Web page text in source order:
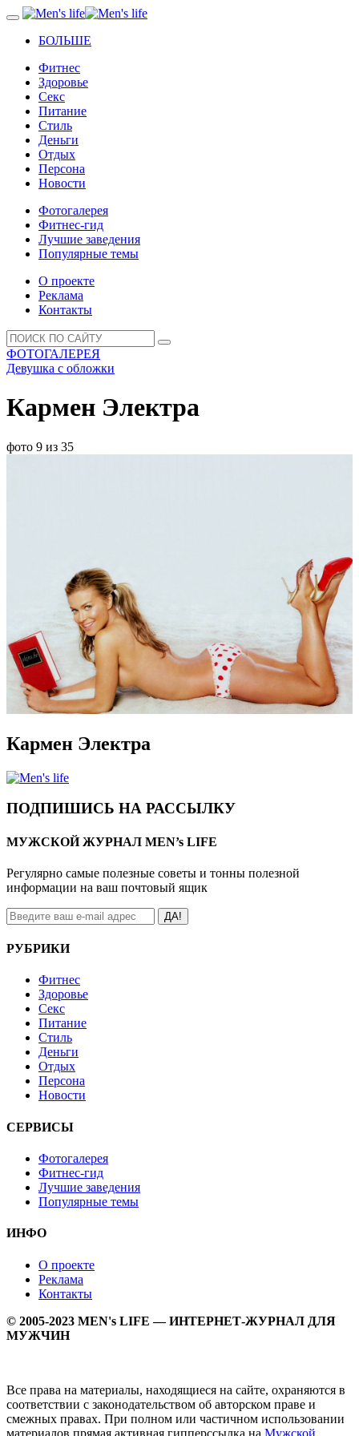
БОЛЬШЕ
Фитнес
Здоровье
Секс
Питание
Стиль
Деньги
Отдых
Персона
Новости
Фотогалерея
Фитнес-гид
Лучшие заведения
Популярные темы
О проекте
Реклама
Контакты
ФОТОГАЛЕРЕЯ
Девушка с обложки
Кармен Электра
фото 9 из 35
Кармен Электра
ПОДПИШИСЬ НА РАССЫЛКУ
МУЖСКОЙ ЖУРНАЛ MEN’s LIFE
Регулярно самые полезные советы и тонны полезной
информации на ваш почтовый ящик
ДА!
РУБРИКИ
Фитнес
Здоровье
Секс
Питание
Стиль
Деньги
Отдых
Персона
Новости
СЕРВИСЫ
Фотогалерея
Фитнес-гид
Лучшие заведения
Популярные темы
ИНФО
О проекте
Реклама
Контакты
© 2005-2023 MEN's LIFE — ИНТЕРНЕТ-ЖУРНАЛ ДЛЯ
МУЖЧИН
Все права на материалы, находящиеся на сайте, охраняются в
соответствии с законодательством об авторском праве и
смежных правах. При полном или частичном использовании
материалов прямая активная гипперссылка на Мужской